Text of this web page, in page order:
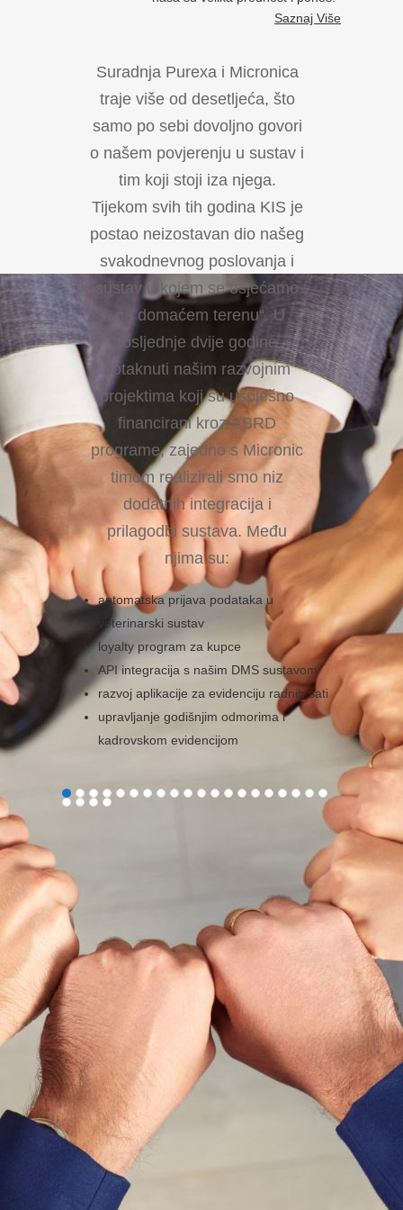
Saznaj Više
Suradnja Purexa i Micronica
traje više od desetljeća, što
samo po sebi dovoljno govori
o našem povjerenju u sustav i
tim koji stoji iza njega.
Tijekom svih tih godina KIS je
postao neizostavan dio našeg
svakodnevnog poslovanja i
sustav u kojem se osjećamo
„na domaćem terenu“. U
posljednje dvije godine,
potaknuti našim razvojnim
projektima koji su uspješno
financirani kroz EBRD
programe, zajedno s Micronic
timom realizirali smo niz
dodatnih integracija i
prilagodbi sustava. Među
njima su:
automatska prijava podataka u
veterinarski sustav
loyalty program za kupce
API integracija s našim DMS sustavom
razvoj aplikacije za evidenciju radnih sati
upravljanje godišnjim odmorima i
kadrovskom evidencijom
specifičnih rješenja prema stvarnim potrebama
vrijednosti koje vidimo u suradnji s Micronicom.
Danas su tehnološki zahtjevi poslovanja daleko
veći nego prije, a Micronic nam tu daje
pouzdan i stabilan sustav koji može pratiti sve
promjene. Cijeli intervju pročitajtena linku.
Purex d.o.o.,